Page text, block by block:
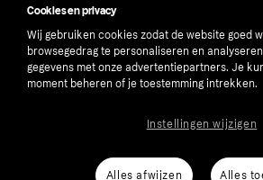
number: 556737-0431
Cookies en privacy
Wij gebruiken cookies zodat de website goed
browsegedrag te personaliseren en
gegevens met onze advertentiepartners. Je
moment beheren of je toestemming intrekken.
Alles afwijzen Alles
Instellingen wijzigen